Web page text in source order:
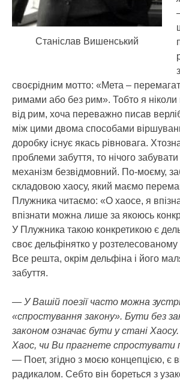
Станіслав Вишенський
своєрідним мотто: «Мета –
римами або без рим». Тобто я ніколи
від рим, хоча переважно писав
між цими двома способами
доробку існує якась рівновага.
проблеми забуття, то нічого
механізм безвідмовний. По-моєму,
складовою хаосу, який маємо
Плужника читаємо: «О хаосе, я
впізнати можна лише за якоюсь
У Плужника такою конкретикою є
своє дельфінятко у
Все решта, окрім дельфіна і його
забуття.
— У Вашій поезії часто можна
«спростування закону». Бути без
законом означає бути у стані
Хаос, чи Ви прагнете спростувати
— Поет, згідно з моєю концепцією, є
радикалом. Себто він бореться з